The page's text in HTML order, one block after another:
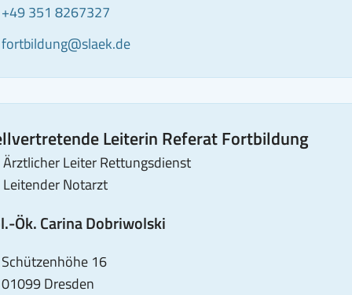
Anrufen
von
Janine
Dettner:
+49
8267327
+49 351 8267327
E-
an
Janine
Dettner:
fortbildung@slaek.de
fortbildung@slaek.de
Leiterin Referat Fortbildung
Ärztlicher Leiter Rettungsdienst
Leitender Notarzt
Ök. Carina Dobriwolski
Schützenhöhe 16,
01099 Dresden